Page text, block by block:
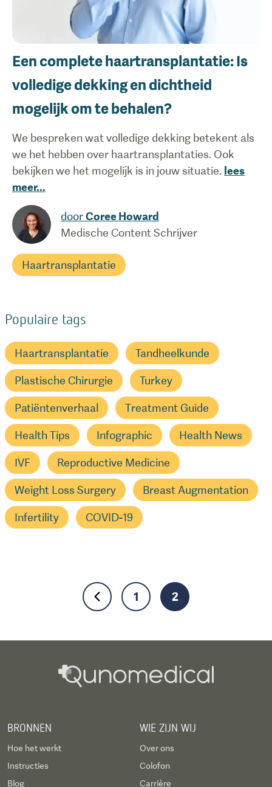
Een complete haartransplantatie: Is
volledige dekking en dichtheid
mogelijk om te behalen?
We bespreken wat volledige dekking betekent als
we het hebben over haartransplantaties. Ook
bekijken we het mogelijk is in jouw situatie. lees
meer...
doorCoree Howard
Medische Content Schrijver
Haartransplantatie
Populaire tags
Haartransplantatie Tandheelkunde
Plastische Chirurgie Turkey
Patiëntenverhaal Treatment Guide
Health Tips Infographic Health News
IVF Reproductive Medicine
Weight Loss Surgery Breast Augmentation
Infertility COVID-19
1 2
BRONNEN
Hoe het werkt
Instructies
Blog
WIE ZIJN WIJ
Over ons
Colofon
Carrière